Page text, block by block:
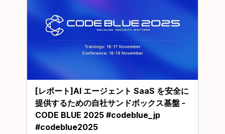
[レポート]AI エージェント SaaS を安全に
提供するための自社サンドボックス基盤 -
CODE BLUE 2025 #codeblue_jp
#codeblue2025